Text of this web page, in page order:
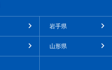
岩手県
山形県